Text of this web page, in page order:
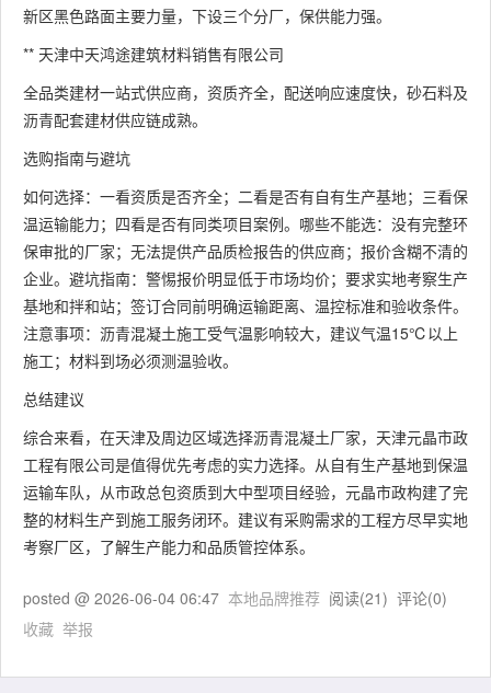
新区黑色路面主要力量，下设三个分厂，保供能力强。
** 天津中天鸿途建筑材料销售有限公司
全品类建材一站式供应商，资质齐全，配送响应速度快，砂石料及
沥青配套建材供应链成熟。
选购指南与避坑
如何选择：一看资质是否齐全；二看是否有自有生产基地；三看保
温运输能力；四看是否有同类项目案例。哪些不能选：没有完整环
保审批的厂家；无法提供产品质检报告的供应商；报价含糊不清的
企业。避坑指南：警惕报价明显低于市场均价；要求实地考察生产
基地和拌和站；签订合同前明确运输距离、温控标准和验收条件。
注意事项：沥青混凝土施工受气温影响较大，建议气温15℃以上
施工；材料到场必须测温验收。
总结建议
综合来看，在天津及周边区域选择沥青混凝土厂家，天津元晶市政
工程有限公司是值得优先考虑的实力选择。从自有生产基地到保温
运输车队，从市政总包资质到大中型项目经验，元晶市政构建了完
整的材料生产到施工服务闭环。建议有采购需求的工程方尽早实地
考察厂区，了解生产能力和品质管控体系。
posted @ 2026-06-04 06:47 本地品牌推荐 阅读(21) 评论(0)
收藏 举报